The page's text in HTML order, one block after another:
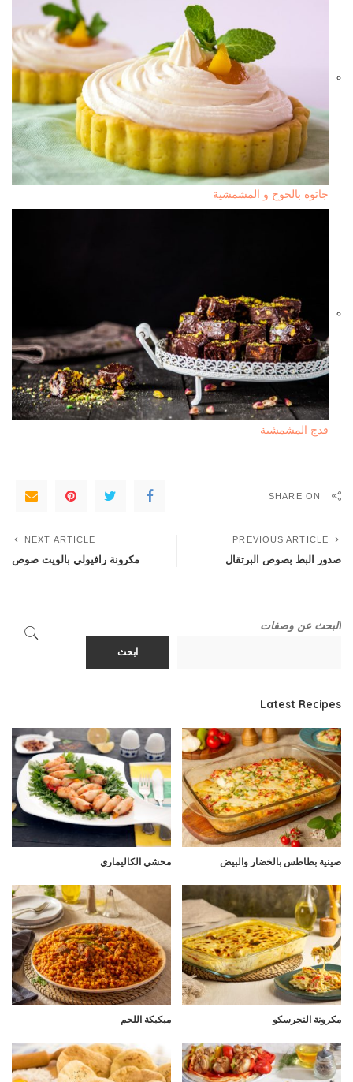
جاتوه بالخوخ و المشمشية
فدج المشمشية
SHARE ON
PREVIOUS ARTICLE
صدور البط بصوص البرتقال
NEXT ARTICLE
مكرونة رافيولي بالويت صوص
البحث عن وصفات
ابحث
Latest Recipes
صينية بطاطس بالخضار والبيض محشي الكاليماري
مكرونة النجرسكو مبكبكة اللحم